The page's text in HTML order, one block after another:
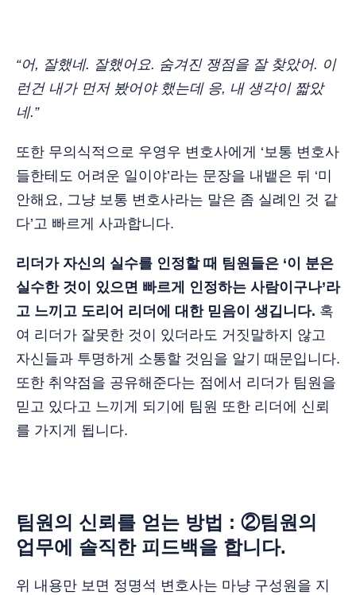
“어, 잘했네. 잘했어요. 숨겨진 쟁점을 잘 찾았어. 이
런건 내가 먼저 봤어야 했는데 응, 내 생각이 짧았
네.”
또한 무의식적으로 우영우 변호사에게 ‘보통 변호사
들한테도 어려운 일이야’라는 문장을 내뱉은 뒤 ‘미
안해요, 그냥 보통 변호사라는 말은 좀 실례인 것 같
다’고 빠르게 사과합니다.
리더가 자신의 실수를 인정할 때 팀원들은 ‘이 분은
실수한 것이 있으면 빠르게 인정하는 사람이구나’라
고 느끼고 도리어 리더에 대한 믿음이 생깁니다. 혹
여 리더가 잘못한 것이 있더라도 거짓말하지 않고
자신들과 투명하게 소통할 것임을 알기 때문입니다.
또한 취약점을 공유해준다는 점에서 리더가 팀원을
믿고 있다고 느끼게 되기에 팀원 또한 리더에 신뢰
를 가지게 됩니다.
팀원의 신뢰를 얻는 방법 : ②팀원의
업무에 솔직한 피드백을 합니다.
위 내용만 보면 정명석 변호사는 마냥 구성원을 지